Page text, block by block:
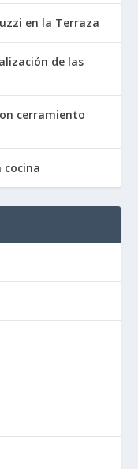
en la Terraza
de las
cerramiento
cocina